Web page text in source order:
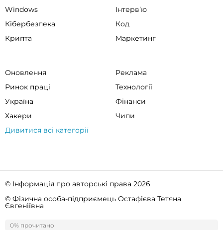
0% прочитано
0%
Windows
Інтервʼю
Кібербезпека
Код
Крипта
Маркетинг
Оновлення
Реклама
Ринок праці
Технології
Україна
Фінанси
Хакери
Чипи
Дивитися всі категорії
© Інформація про авторські права 2026
© Фізична особа-підприємець Остафієва Тетяна
Євгеніївна
Правила спільноти